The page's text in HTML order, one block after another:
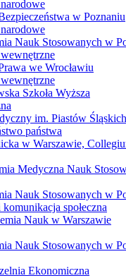
w Poznaniu
Nauk Stosowanych w
we Wrocławiu
Szkoła Wyższa
im. Piastów
państwa
w Warszawie,
Medyczna Nauk
Nauk Stosowanych w
społeczna
Nauk w Warszawie
Nauk Stosowanych w
Ekonomiczna